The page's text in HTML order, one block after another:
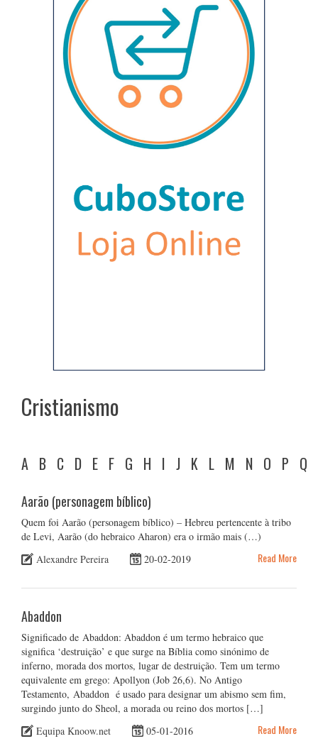
Cristianismo
A B C D E F G H I J K L M N O P Q
Aarão (personagem bíblico)
Quem foi Aarão (personagem bíblico) – Hebreu pertencente à tribo
de Levi, Aarão (do hebraico Aharon) era o irmão mais (…)
Alexandre Pereira
20-02-2019 Read More
Abaddon
Significado de Abaddon: Abaddon é um termo hebraico que
significa ‘destruição’ e que surge na Bíblia como sinónimo de
inferno, morada dos mortos, lugar de destruição. Tem um termo
equivalente em grego: Apollyon (Job 26,6). No Antigo
Testamento, Abaddon é usado para designar um abismo sem fim,
surgindo junto do Sheol, a morada ou reino dos mortos […]
Equipa Knoow.net
05-01-2016 Read More